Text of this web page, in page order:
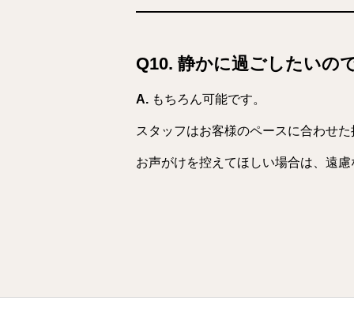
Q10. 静かに過ごしたいの
A. もちろん可能です。
スタッフはお客様のペースに合わせ
お声がけを控えてほしい場合は、遠